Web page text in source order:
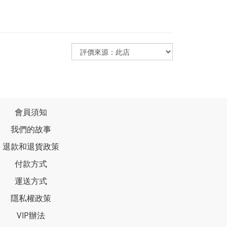
會員須知
我們的故事
退款和退貨政策
付款方式
運送方式
隱私權政策
VIP辦法